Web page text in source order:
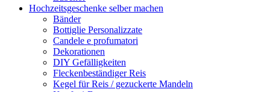
Hochzeitsgeschenke selber machen
Bänder
Bottiglie Personalizzate
Candele e profumatori
Dekorationen
DIY Gefälligkeiten
Fleckenbeständiger Reis
Kegel für Reis / gezuckerte Mandeln